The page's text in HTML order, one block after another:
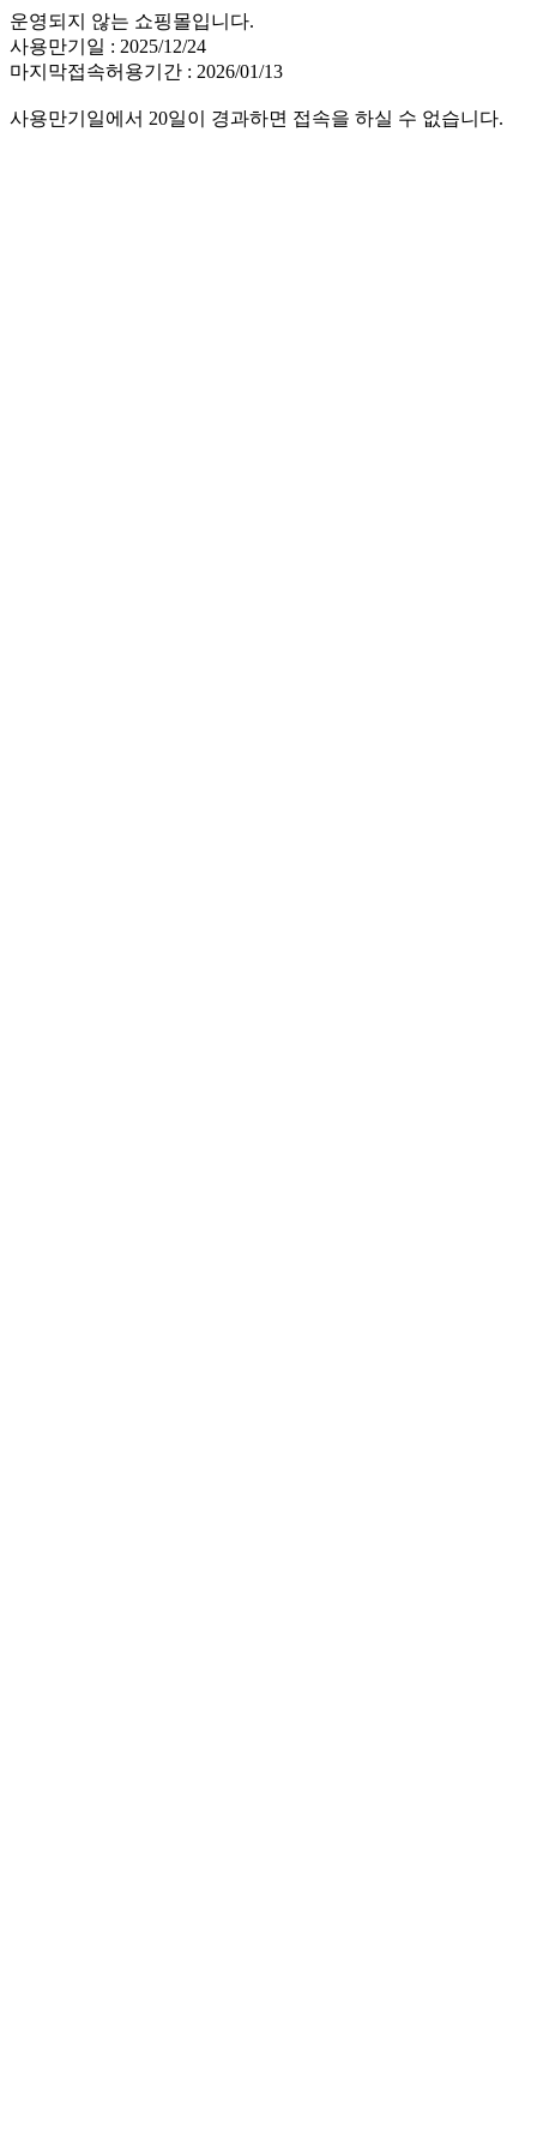
운영되지 않는 쇼핑몰입니다.
사용만기일 : 2025/12/24
마지막접속허용기간 : 2026/01/13
사용만기일에서 20일이 경과하면 접속을 하실 수 없습니다.